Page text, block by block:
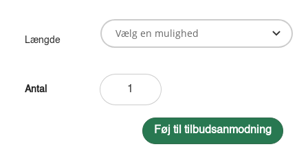
Længde
Føj til tilbudsanmodning